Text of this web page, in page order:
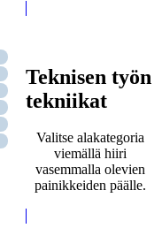
Teknisen työn
tekniikat
Valitse alakategoria
viemällä hiiri
vasemmalla olevien
painikkeiden päälle.